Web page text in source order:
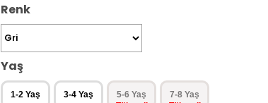
Renk
Yaş
1-2 Yaş 3-4 Yaş 5-6 Yaş 7-8 Yaş